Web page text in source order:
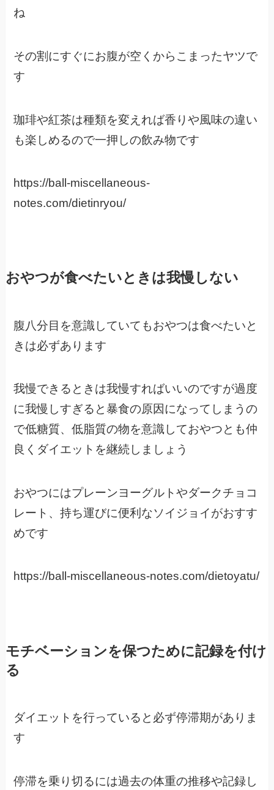
ね
その割にすぐにお腹が空くからこまったヤツで
す
珈琲や紅茶は種類を変えれば香りや風味の違い
も楽しめるので一押しの飲み物です
https://ball-miscellaneous-
notes.com/dietinryou/
おやつが食べたいときは我慢しない
腹八分目を意識していてもおやつは食べたいと
きは必ずあります
我慢できるときは我慢すればいいのですが過度
に我慢しすぎると暴食の原因になってしまうの
で低糖質、低脂質の物を意識しておやつとも仲
良くダイエットを継続しましょう
おやつにはプレーンヨーグルトやダークチョコ
レート、持ち運びに便利なソイジョイがおすす
めです
https://ball-miscellaneous-notes.com/dietoyatu/
モチベーションを保つために記録を付け
る
ダイエットを行っていると必ず停滞期がありま
す
停滞を乗り切るには過去の体重の推移や記録し